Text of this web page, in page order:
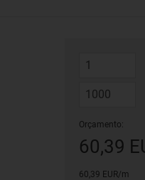
Orçamento:
60,39
60,39 EUR/m